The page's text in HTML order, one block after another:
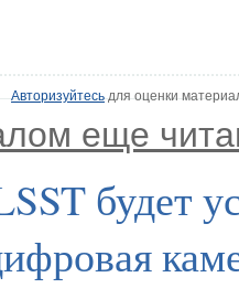
Авторизуйтесьдля оценки
еще
будет